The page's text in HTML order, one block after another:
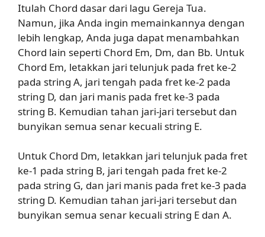
Itulah Chord dasar dari lagu Gereja Tua.
Namun, jika Anda ingin memainkannya dengan
lebih lengkap, Anda juga dapat menambahkan
Chord lain seperti Chord Em, Dm, dan Bb. Untuk
Chord Em, letakkan jari telunjuk pada fret ke-2
pada string A, jari tengah pada fret ke-2 pada
string D, dan jari manis pada fret ke-3 pada
string B. Kemudian tahan jari-jari tersebut dan
bunyikan semua senar kecuali string E.
Untuk Chord Dm, letakkan jari telunjuk pada fret
ke-1 pada string B, jari tengah pada fret ke-2
pada string G, dan jari manis pada fret ke-3 pada
string D. Kemudian tahan jari-jari tersebut dan
bunyikan semua senar kecuali string E dan A.